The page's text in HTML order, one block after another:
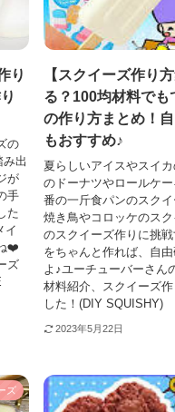
り
の
出
が
手
た
イ
❤️
ズ
【スクイーズ作り
る？100均材料でも
の作り方まとめ！
もおすすめ♪
夏らしいアイスやスイ
のドーナツやロールケ
番の一斤食パンのスク
焼き鳥やコロッケのス
のスクイーズ作りに挑
をちゃんと作れば、自
よ♪ユーチューバーさん
材料紹介、スクイーズ
した！(DIY SQUISHY)
2023年5月22日
ズ